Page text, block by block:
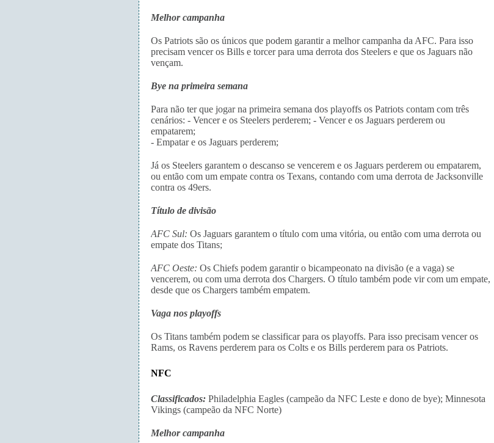
Melhor campanha
Os Patriots são os únicos que podem garantir a melhor campanha da AFC. Para isso
precisam vencer os Bills e torcer para uma derrota dos Steelers e que os Jaguars não
vençam.
Bye na primeira semana
Para não ter que jogar na primeira semana dos playoffs os Patriots contam com três
cenários: - Vencer e os Steelers perderem; - Vencer e os Jaguars perderem ou
empatarem;
- Empatar e os Jaguars perderem;
Já os Steelers garantem o descanso se vencerem e os Jaguars perderem ou empatarem,
ou então com um empate contra os Texans, contando com uma derrota de Jacksonville
contra os 49ers.
Título de divisão
AFC Sul: Os Jaguars garantem o título com uma vitória, ou então com uma derrota ou
empate dos Titans;
AFC Oeste: Os Chiefs podem garantir o bicampeonato na divisão (e a vaga) se
vencerem, ou com uma derrota dos Chargers. O título também pode vir com um empate,
desde que os Chargers também empatem.
Vaga nos playoffs
Os Titans também podem se classificar para os playoffs. Para isso precisam vencer os
Rams, os Ravens perderem para os Colts e os Bills perderem para os Patriots.
NFC
Classificados:Philadelphia Eagles (campeão da NFC Leste e dono de bye); Minnesota
Vikings (campeão da NFC Norte)
Melhor campanha